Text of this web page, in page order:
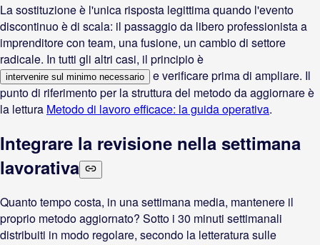
La sostituzione è l'unica risposta legittima quando l'evento
discontinuo è di scala: il passaggio da libero professionista a
imprenditore con team, una fusione, un cambio di settore
radicale. In tutti gli altri casi, il principio è
intervenire sul minimo necessario
e verificare prima di ampliare. Il
punto di riferimento per la struttura del metodo da aggiornare è
la lettura Metodo di lavoro efficace: la guida operativa.
Integrare la revisione nella settimana
lavorativa
Quanto tempo costa, in una settimana media, mantenere il
proprio metodo aggiornato? Sotto i 30 minuti settimanali
distribuiti in modo regolare, secondo la letteratura sulle